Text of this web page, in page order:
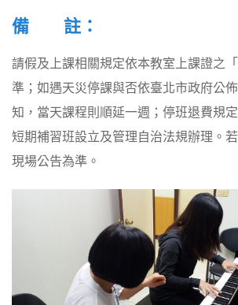
備 註：
請假及上課相關規定依本教室上課證之
準；如遇天災停課與否依臺北市政府公
知，當天課程則順延一週；停班退費規
短期補習班設立及管理自治法規辦理。
現場公告為準。